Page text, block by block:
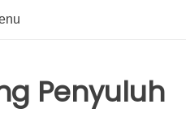
Penyuluh